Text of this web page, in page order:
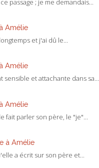
Amélie
et j'ai dû le...
Amélie
et attachante dans sa...
Amélie
fait parler son père, le "je"...
à Amélie
a écrit sur son père et...